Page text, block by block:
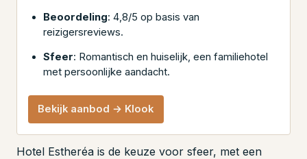
Beoordeling: 4,8/5 op basis van
reizigersreviews.
Sfeer: Romantisch en huiselijk, een familiehotel
met persoonlijke aandacht.
Bekijk aanbod → Klook
Hotel Estheréa is de keuze voor sfeer, met een